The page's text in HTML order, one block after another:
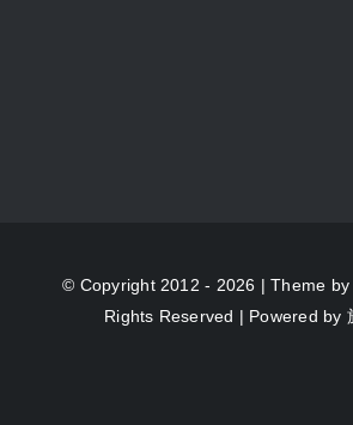
© Copyright 2012 - 2026 | Theme
Rights Reserved | Powered by